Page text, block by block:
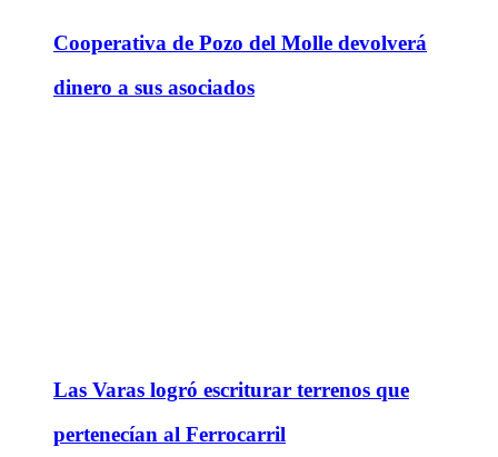
Cooperativa de Pozo del Molle devolverá
dinero a sus asociados
Las Varas logró escriturar terrenos que
pertenecían al Ferrocarril